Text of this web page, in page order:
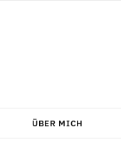
ÜBER MICH